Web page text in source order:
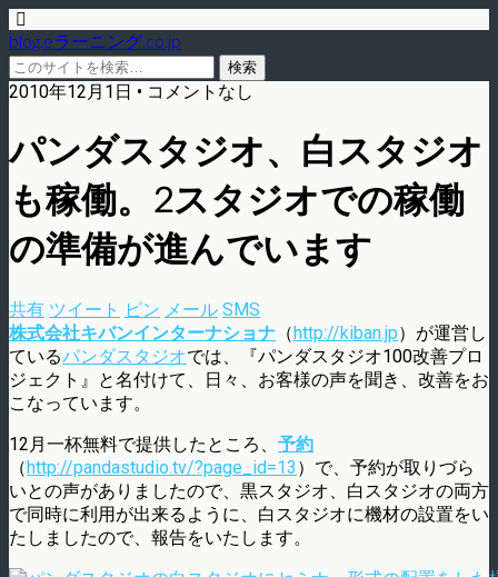
blog.eラーニング.co.jp
2010年12月1日 • コメントなし
パンダスタジオ、白スタジオ
も稼働。2スタジオでの稼働
の準備が進んでいます
共有 ツイート ピン メール SMS
株式会社キバンインターナショナ （http://kiban.jp）が運営し
ているパンダスタジオでは、『パンダスタジオ100改善プロ
ジェクト』と名付けて、日々、お客様の声を聞き、改善をお
こなっています。
12月一杯無料で提供したところ、 予約
（http://pandastudio.tv/?page_id=13 ）で、予約が取りづら
いとの声がありましたので、黒スタジオ、白スタジオの両方
で同時に利用が出来るように、白スタジオに機材の設置をい
たしましたので、報告をいたします。